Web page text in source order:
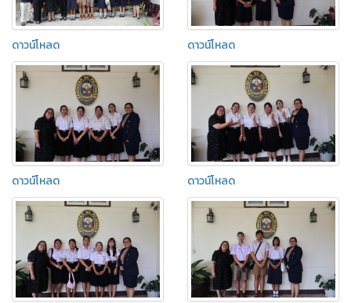
ดาวน์โหลด ดาวน์โหลด
ดาวน์โหลด ดาวน์โหลด